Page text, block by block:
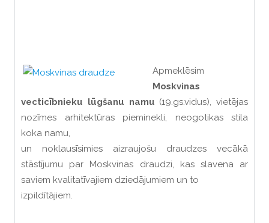
Apmeklēsim
Moskvinas
vecticībnieku lūgšanu namu (19.gs.vidus), vietējas
nozīmes arhitektūras pieminekli, neogotikas stila
koka namu,
un noklausīsimies aizraujošu draudzes vecākā
stāstījumu par Moskvinas draudzi, kas slavena ar
saviem kvalitatīvajiem dziedājumiem un to
izpildītājiem.